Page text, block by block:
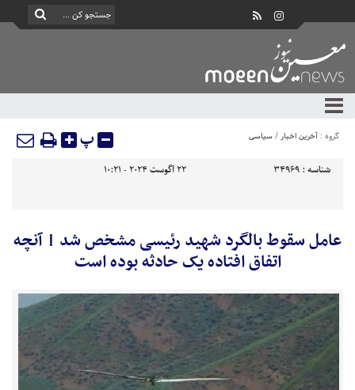
گروه : آخرین اخبار/سیاسی پ
شناسه : 34969 22 آگوست 2024 - 10:21
عامل سقوط بالگرد شهید رئیسی مشخص شد | آنچه
اتفاق افتاده یک حادثه بوده است